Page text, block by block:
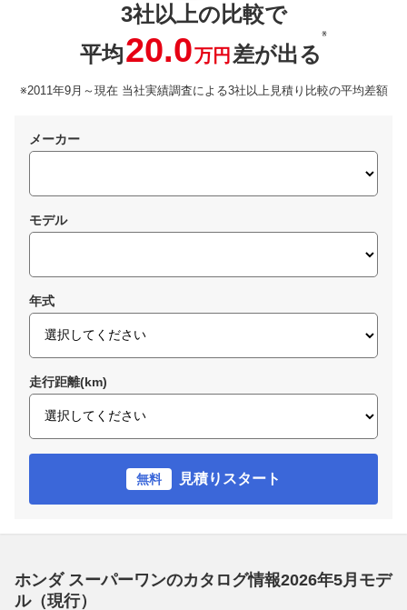
3社以上の比較で
平均20.0万円 差が出る
※
※2011年9月～現在 当社実績調査による3社以上見積り比較の平均差額
メーカー
モデル
年式
走行距離(km)
無料 見積りスタート
ホンダ スーパーワンのカタログ情報2026年5月モデ
ル（現行）